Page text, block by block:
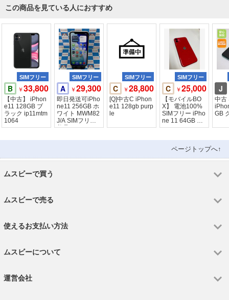
この商品を見ている人におすすめ
SIMフリー
B ￥33,800
【中古】 iPhon
e11 128GB ブ
ラック ip11mtm
1064
SIMフリー
A ￥29,300
即日発送可iPho
ne11 256GB ホ
ワイト MWM82
J/A SIMフリー
美品
SIMフリー
C ￥28,800
[Q]中古C iPhon
e11 128gb purp
le
SIMフリー
C ￥25,000
【モバイルBO
X】 電池100%
SIMフリー iPho
ne 11 64GB レ
ッド
J
中古
ページトップへ↑
ムスビーで買う
ムスビーで売る
使えるお支払い方法
ムスビーについて
運営会社